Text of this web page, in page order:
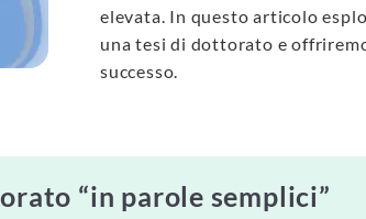
elevata. In questo articolo
una tesi di dottorato e
successo.
“in parole semplici”